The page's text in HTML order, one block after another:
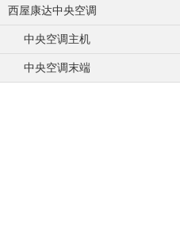
西屋康达中央空调
中央空调主机
中央空调末端